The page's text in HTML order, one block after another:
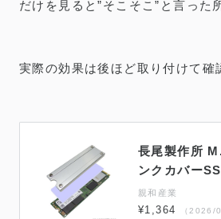
だけを見ると”そこそこ”と言った
実際の効果は後ほど取り付けて確
長尾製作所
ンクカバー
親和産業
¥1,364
（